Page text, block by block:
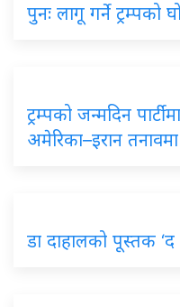
पुनः लागू गर्ने ट्रम्पको
ट्रम्पको जन्मदिन
अमेरिका–इरान तनावमा
डा दाहालको पूस्तक